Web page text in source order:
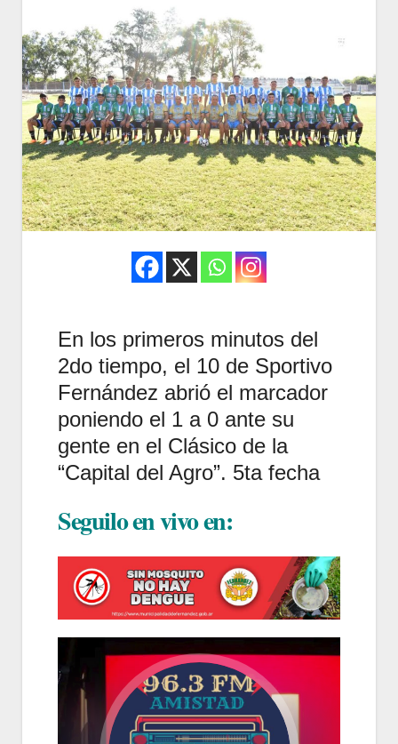
En los primeros minutos del
2do tiempo, el 10 de Sportivo
Fernández abrió el marcador
poniendo el 1 a 0 ante su
gente en el Clásico de la
“Capital del Agro”. 5ta fecha
Seguilo en vivo en: